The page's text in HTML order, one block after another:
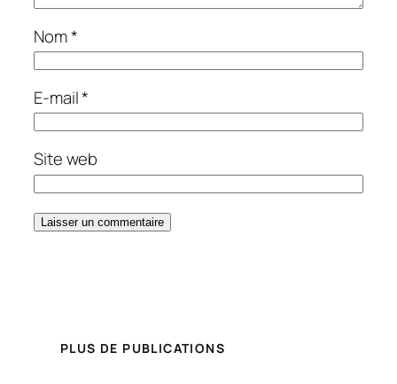
Nom*
E-mail*
Site web
PLUS DE PUBLICATIONS